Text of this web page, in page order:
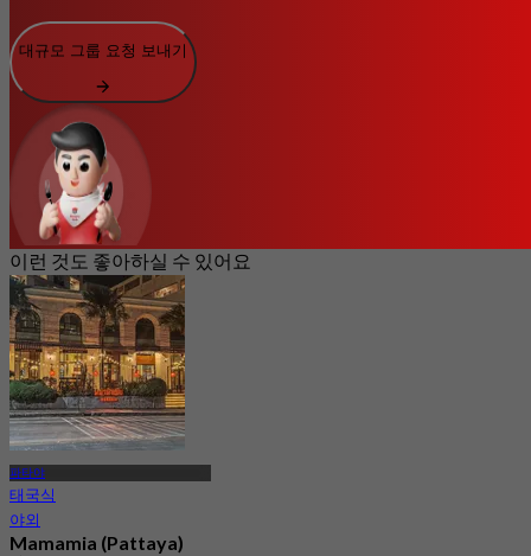
대규모 그룹 요청 보내기
이런 것도 좋아하실 수 있어요
파타야
태국식
야외
Mamamia (Pattaya)